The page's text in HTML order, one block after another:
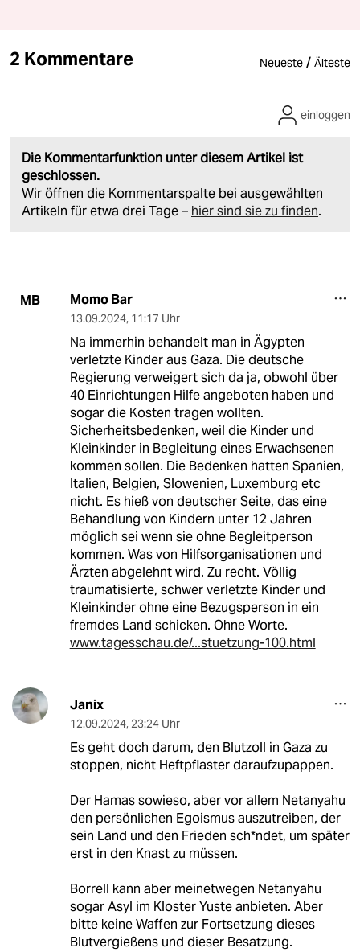
2 Kommentare Neueste / Älteste
Die Kommentarfunktion unter diesem Artikel ist
geschlossen.
Wir öffnen die Kommentarspalte bei ausgewählten
Artikeln für etwa drei Tage – hier sind sie zu finden.
einloggen
MB Momo Bar
13.09.2024, 11:17 Uhr
Na immerhin behandelt man in Ägypten
verletzte Kinder aus Gaza. Die deutsche
Regierung verweigert sich da ja, obwohl über
40 Einrichtungen Hilfe angeboten haben und
sogar die Kosten tragen wollten.
Sicherheitsbedenken, weil die Kinder und
Kleinkinder in Begleitung eines Erwachsenen
kommen sollen. Die Bedenken hatten Spanien,
Italien, Belgien, Slowenien, Luxemburg etc
nicht. Es hieß von deutscher Seite, das eine
Behandlung von Kindern unter 12 Jahren
möglich sei wenn sie ohne Begleitperson
kommen. Was von Hilfsorganisationen und
Ärzten abgelehnt wird. Zu recht. Völlig
traumatisierte, schwer verletzte Kinder und
Kleinkinder ohne eine Bezugsperson in ein
fremdes Land schicken. Ohne Worte.
www.tagesschau.de/...stuetzung-100.html
Janix
12.09.2024, 23:24 Uhr
Es geht doch darum, den Blutzoll in Gaza zu
stoppen, nicht Heftpflaster daraufzupappen.
Der Hamas sowieso, aber vor allem Netanyahu
den persönlichen Egoismus auszutreiben, der
sein Land und den Frieden sch*ndet, um später
erst in den Knast zu müssen.
Borrell kann aber meinetwegen Netanyahu
sogar Asyl im Kloster Yuste anbieten. Aber
bitte keine Waffen zur Fortsetzung dieses
Blutvergießens und dieser Besatzung.